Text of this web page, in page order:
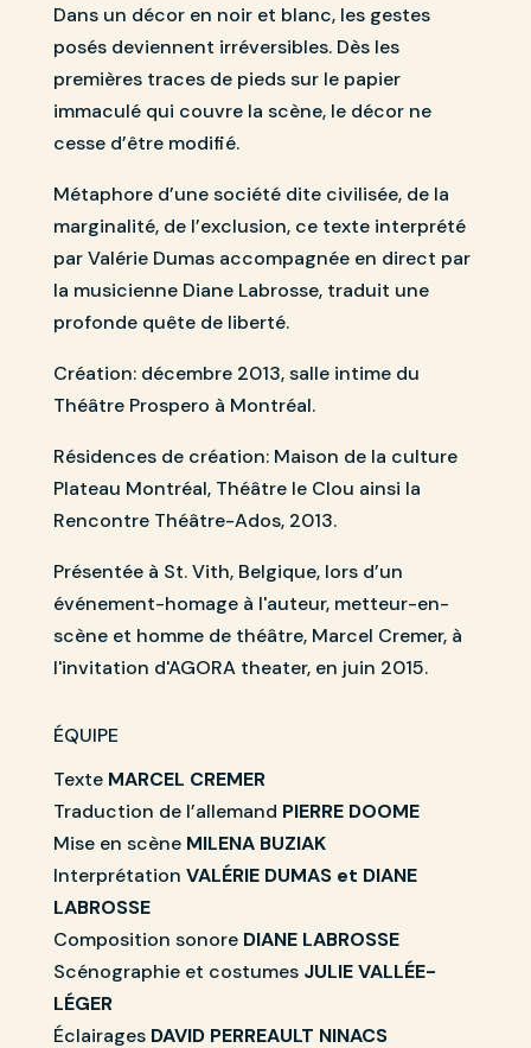
Dans un décor en noir et blanc, les gestes
posés deviennent irréversibles. Dès les
premières traces de pieds sur le papier
immaculé qui couvre la scène, le décor ne
cesse d’être modifié.
Métaphore d’une société dite civilisée, de la
marginalité, de l’exclusion, ce texte interprété
par Valérie Dumas accompagnée en direct par
la musicienne Diane Labrosse, traduit une
profonde quête de liberté.
Création: décembre 2013, salle intime du
Théâtre Prospero à Montréal.
Résidences de création: Maison de la culture
Plateau Montréal, Théâtre le Clou ainsi la
Rencontre Théâtre-Ados, 2013.
Présentée à St. Vith, Belgique, lors d’un
événement-homage à l'auteur, metteur-en-
scène et homme de théâtre, Marcel Cremer, à
l'invitation d'AGORA theater, en juin 2015.
ÉQUIPE
Texte MARCEL CREMER
Traduction de l’allemand PIERRE DOOME
Mise en scène MILENA BUZIAK
Interprétation VALÉRIE DUMAS et DIANE
LABROSSE
Composition sonore DIANE LABROSSE
Scénographie et costumes JULIE VALLÉE-
LÉGER
Éclairages DAVID PERREAULT NINACS